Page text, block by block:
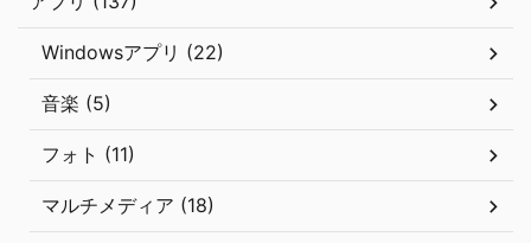
Windowsアプリ (22)
音楽 (5)
フォト (11)
マルチメディア (18)